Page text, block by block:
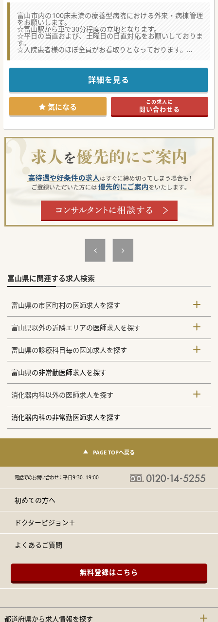
富山市内の100床未満の療養型病院における外来・病棟管理
をお願いします。
☆富山駅から車で30分程度の立地となります。
☆平日の当直および、土曜日の日直対応をお願いしておりま
す。
☆入院患者様のほぼ全員がお看取りとなっております。
法人として、療養型病院と介護施設を運営しております。
常勤医師は60代～70代の2名のみで診療を行っているため、
世代交代のための常勤募集です。
病床は療養病床と介護療養病床（旧介護医療院）となってお
り、ほぼお看取りの対応となります。
高齢者の全身管理や緩和ケアにご興味がありましたらお気軽
にお問い合わせください。
詳細を見る
気になる この求人に
問い合わせる
富山県に関連する求人検索
富山県の市区町村の医師求人を探す
富山県以外の近隣エリアの医師求人を探す
富山県の診療科目毎の医師求人を探す
富山県の非常勤医師求人を探す
消化器内科以外の医師求人を探す
消化器内科の非常勤医師求人を探す
PAGE TOPへ戻る
電話でのお問い合わせ：平日9:30- 19:00
初めての方へ
ドクタービジョン＋
よくあるご質問
無料登録はこちら
都道府県から求人情報を探す